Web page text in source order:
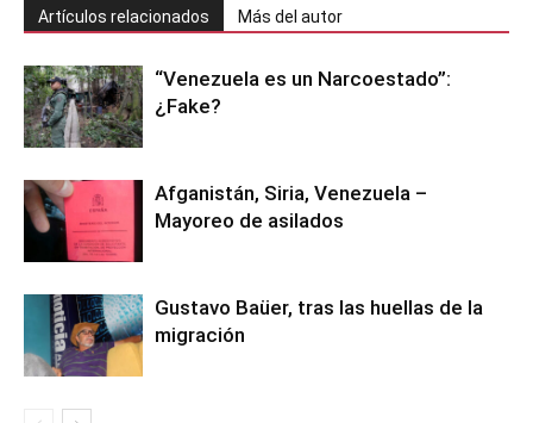
Artículos relacionados Más del autor
“Venezuela es un Narcoestado”:
¿Fake?
Afganistán, Siria, Venezuela –
Mayoreo de asilados
Gustavo Baüer, tras las huellas de la
migración